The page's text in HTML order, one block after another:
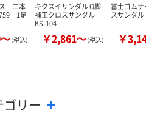
ス 二本
1足
（税込）
キクスイサンダル O脚
補正クロスサンダル
KS-104
￥2,861～（税込）
富士ゴム
スサンダ
￥
リー